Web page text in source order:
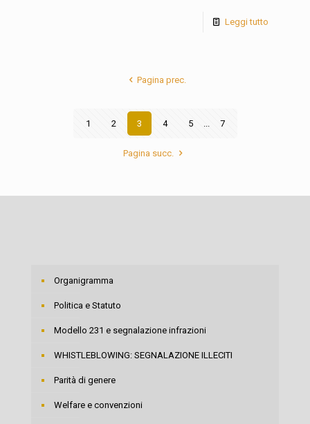
Leggi tutto
Pagina prec.
1 2 3 4 5 ... 7
Pagina succ.
Organigramma
Politica e Statuto
Modello 231 e segnalazione infrazioni
WHISTLEBLOWING: SEGNALAZIONE ILLECITI
Parità di genere
Welfare e convenzioni